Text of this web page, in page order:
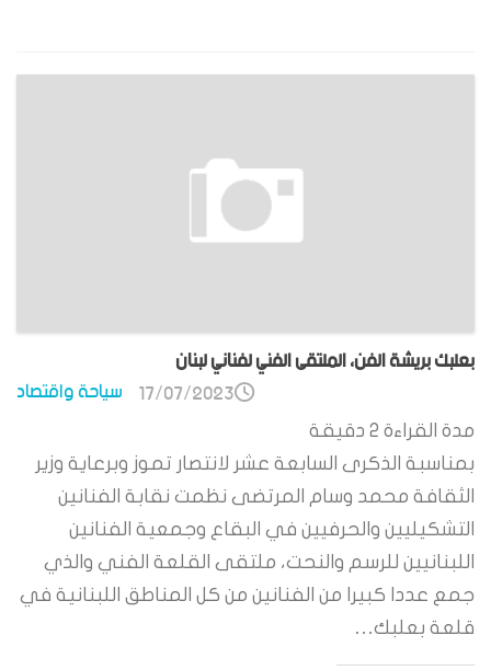
بعلبك بريشة الفن، الملتقى الفني لفناني لبنان
سياحة واقتصاد 17/07/2023
مدة القراءة 2 دقيقة
بمناسبة الذكرى السابعة عشر لانتصار تموز وبرعاية وزير
الثقافة محمد وسام المرتضى نظمت نقابة الفنانين
التشكيليين والحرفيين في البقاع وجمعية الفنانين
اللبنانيين للرسم والنحت، ملتقى القلعة الفني والذي
جمع عددا كبيرا من الفنانين من كل المناطق اللبنانية في
قلعة بعلبك…